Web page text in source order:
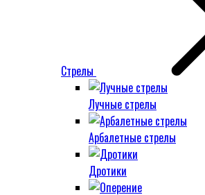
Стрелы
Лучные стрелы
Арбалетные стрелы
Дротики